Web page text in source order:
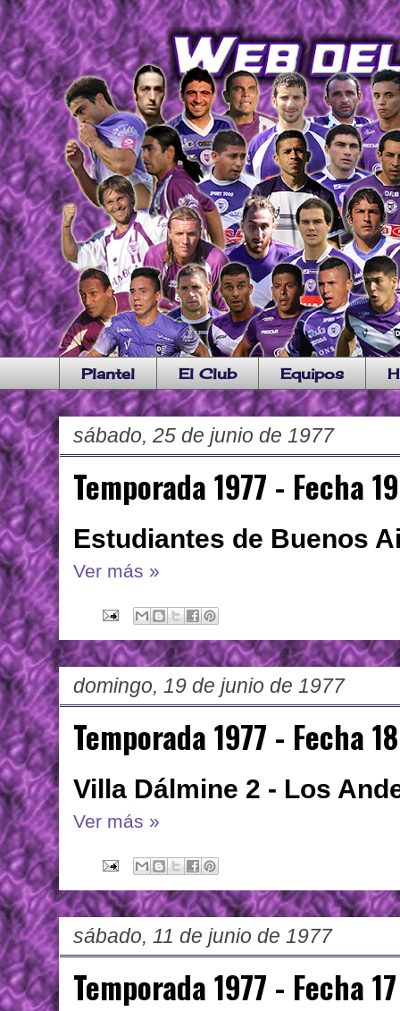
Plantel El Club Equipos
sábado, 25 de junio de 1977
Temporada 1977 - Fecha 19
Estudiantes de Buenos
Ver más »
domingo, 19 de junio de 1977
Temporada 1977 - Fecha 18
Villa Dálmine 2 - Los
Ver más »
sábado, 11 de junio de 1977
Temporada 1977 - Fecha 17